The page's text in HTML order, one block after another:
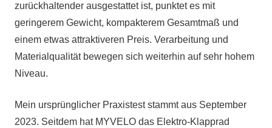
zurückhaltender ausgestattet ist, punktet es mit
geringerem Gewicht, kompakterem Gesamtmaß und
einem etwas attraktiveren Preis. Verarbeitung und
Materialqualität bewegen sich weiterhin auf sehr hohem
Niveau.
Mein ursprünglicher Praxistest stammt aus September
2023. Seitdem hat MYVELO das Elektro-Klapprad